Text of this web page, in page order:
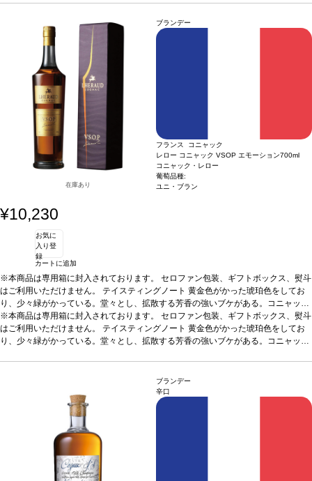
ギフト梱包（無料ラッピング含む）
200ml / コニャック / 辛口4. レロー ピノー・デ・シャラント 15年
化ワイン / 甘口 ※本商品は梱包済のセット商品のため、以下は承れません。 ・商品
をバラして別梱包 ・商品を別配送先へ送る ・セット内の一部商品を外す ・商品の
ギフト梱包（無料ラッピング含む）
在庫あり
ブランデー
フランス コニャック
レロー コニャック VSOP エモーション700ml
コニャック・レロー
葡萄品種:
ユニ・ブラン
¥10,230
お気に
入り登
録
カートに追加
※本商品は専用箱に封入されております。 セロファン包装、ギフトボックス、熨斗
はご利用いただけません。 テイスティングノート 黄金色がかった琥珀色をしてお
り、少々緑がかっている。堂々とし、拡散する芳香の強いブケがある。コニャック
がグラスの中で開いて息をし始めると、ほのかな干し草とアーシーな香りに沿って
カラメル、オレンジ、チョコレート、花、スパイス等、多くのアロマがでてくる。
非常にスムーズで柔らかな風味で、素晴らしい力強さはあるが、圧倒させるようで
※本商品は専用箱に封入されております。 セロファン包装、ギフトボックス、熨斗
はご利用いただけません。 テイスティングノート 黄金色がかった琥珀色をしてお
り、少々緑がかっている。堂々とし、拡散する芳香の強いブケがある。コニャック
非常にスムーズで柔らかな風味で、素晴らしい力強さはあるが、圧倒させるようで
はない。素晴らしい余韻の長さを持ち、終りにこのコニャックに貢献している全て
が感じられる。JKW
ブランデー
辛口